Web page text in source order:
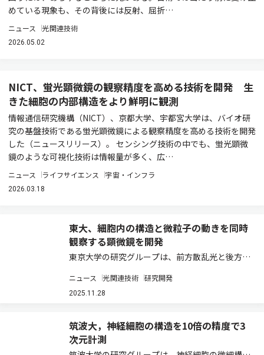
めている現象も、その背後には反射、屈折…
ニュース 光関連技術
2026.05.02
NICT、蛍光顕微鏡の観察精度を高める技術を開発 生
きた細胞の内部構造をより鮮明に観測
情報通信研究機構（NICT）、京都大学、宇都宮大学は、バイオ研
究の基盤技術である蛍光顕微鏡による観察精度を高める技術を開発
した（ニュースリリース）。 センシング技術の中でも、蛍光顕微
鏡のような可視化技術は情報量が多く、広…
ニュース ライフサイエンス 宇宙・インフラ
2026.03.18
東大、細胞内の構造と微粒子の動きを同時
観察する顕微鏡を開発
東京大学の研究グループは、前方散乱光と後方散
を開発した（ニュースリリース）。 ラベルフリー
顕微鏡として広く用いられる定量位相顕微鏡
散…
ニュース 光関連技術 研究開発
2025.11.28
筑波大，神経細胞の構造を10倍の精度で3
次元計測